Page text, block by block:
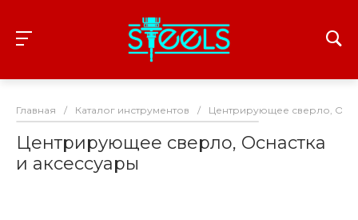
Главная / Каталог инструментов / Центрирующее сверло,
Центрирующее сверло, Оснастка
и аксессуары